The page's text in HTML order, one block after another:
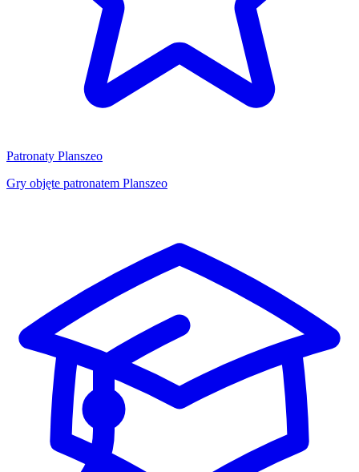
Patronaty Planszeo
Gry objęte patronatem Planszeo